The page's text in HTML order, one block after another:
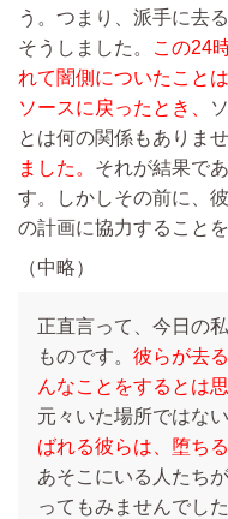
う。つまり、派手に去
そうしました。
この24
れて闇側についたこと
ソースに戻ったとき、
とは何の関係もありませ
ました。 それが結果で
す。しかしその前に、
の計画に協力すること
（中略）
正直言って、今日の
ものです。 彼らが去
んなことをするとは
元々いた場所ではな
ばれる彼らは、堕ち
あそこにいる人たち
ってもみませんでし